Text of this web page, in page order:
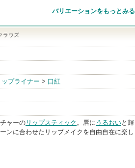
バリエーションをもっとみる
ラウズ
プライナー > 口紅
ャーの リップスティック 。唇に うるおいと輝
ンに合わせたリップメイクを自由自在に楽し